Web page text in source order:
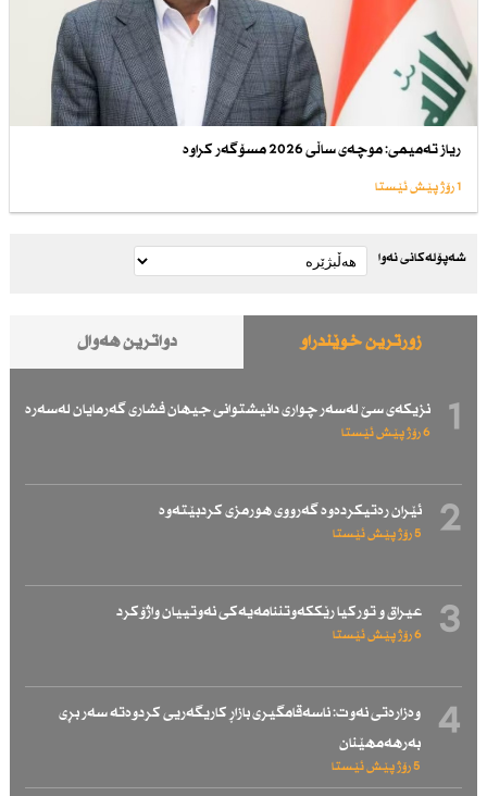
ریاز تەمیمی: موچەی ساڵی 2026 مسۆگەر كراوە
1 رۆژ پێش ئێستا
شەپۆلەکانی نەوا
زۆرترین خوێندراو دواترین هەواڵ
1 نزیكەی سێ لەسەر چواری دانیشتوانی جیهان فشاری گەرمایان لەسەرە
6 رۆژ پێش ئێستا
2 ئێران رەتیكردەوە گەرووی هورمزی كردبێتەوە
5 رۆژ پێش ئێستا
3 عیراق و توركیا رێككەوتننامەیەكی نەوتییان واژۆكرد
6 رۆژ پێش ئێستا
4
وەزارەتی نەوت: ناسەقامگیری بازاڕ كاریگەریی كردوەتە سەر بڕی
بەرهەمهێنان
5 رۆژ پێش ئێستا